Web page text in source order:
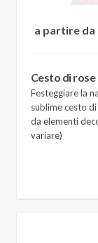
a partire da
Cesto di
Festeggiare la
sublime cesto
da elementi
variare)